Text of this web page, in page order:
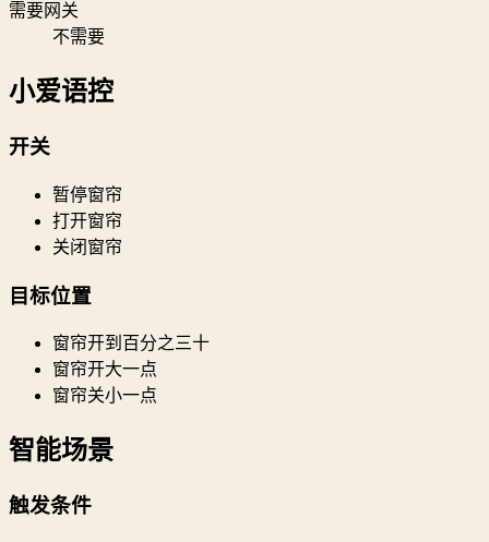
需要网关
不需要
小爱语控
开关
暂停窗帘
打开窗帘
关闭窗帘
目标位置
窗帘开到百分之三十
窗帘开大一点
窗帘关小一点
智能场景
触发条件